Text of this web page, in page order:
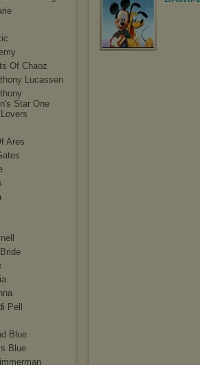
Of Chaoz
Lucassen
Star One
Ares
Pell
Blue
Blue